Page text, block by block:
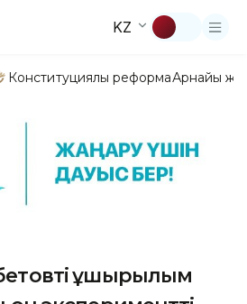
KZ
Конституциялық реформаАрнайы
ұшырылым